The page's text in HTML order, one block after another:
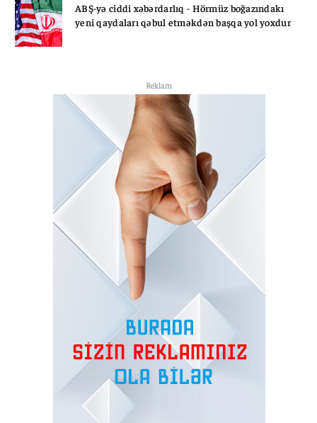
ABŞ-yə ciddi xəbərdarlıq - Hörmüz boğazındakı
yeni qaydaları qəbul etməkdən başqa yol yoxdur
Reklam